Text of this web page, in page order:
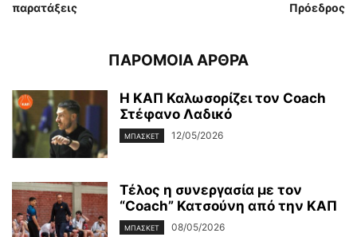
παρατάξεις
Πρόεδρος
ΠΑΡΟΜΟΙΑ ΑΡΘΡΑ
Η ΚΑΠ Καλωσορίζει τον Coach
Στέφανο Λαδικό
ΜΠΑΣΚΕΤ 12/05/2026
Τέλος η συνεργασία με τον
“Coach” Κατσούνη από την ΚΑΠ
ΜΠΑΣΚΕΤ 08/05/2026